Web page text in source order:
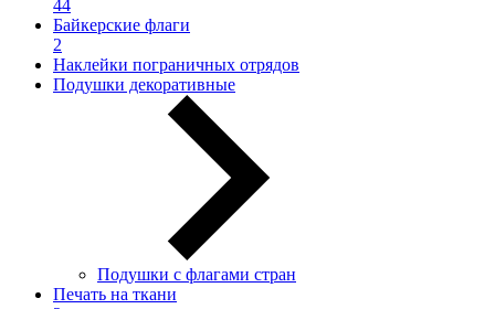
44
Байкерские флаги
2
Наклейки пограничных отрядов
Подушки декоративные
Подушки с флагами стран
Печать на ткани